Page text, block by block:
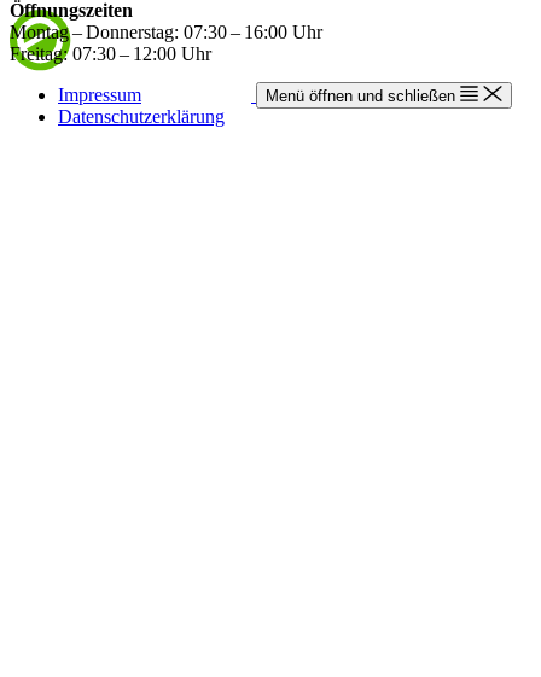
Menü öffnen und schließen
Öffnungszeiten
Montag – Donnerstag: 07:30 – 16:00 Uhr
Freitag: 07:30 – 12:00 Uhr
Impressum
Datenschutzerklärung